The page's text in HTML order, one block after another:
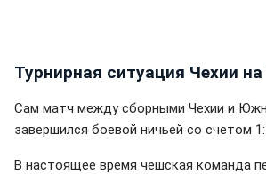
Турнирная ситуация Чехии
Сам матч между сборными Чехии и
завершился боевой ничьей со счетом
В настоящее время чешская команда